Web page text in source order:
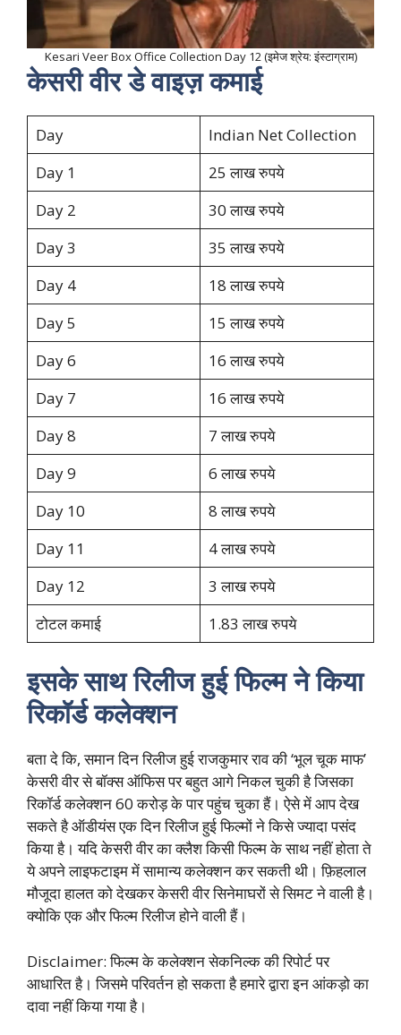
Kesari Veer Box Office Collection Day 12 (इमेज श्रेय: इंस्टाग्राम)
केसरी वीर डे वाइज़ कमाई
Day
Indian Net Collection
Day 1
25 लाख रुपये
Day 2
30 लाख रुपये
Day 3
35 लाख रुपये
Day 4
18 लाख रुपये
Day 5
15 लाख रुपये
Day 6
16 लाख रुपये
Day 7
16 लाख रुपये
Day 8
7 लाख रुपये
Day 9
6 लाख रुपये
Day 10
8 लाख रुपये
Day 11
4 लाख रुपये
Day 12
3 लाख रुपये
टोटल कमाई
1.83 लाख रुपये
इसके साथ रिलीज हुई फिल्म ने किया
रिकॉर्ड कलेक्शन
बता दे कि, समान दिन रिलीज हुई राजकुमार राव की ‘भूल चूक माफ’
केसरी वीर से बॉक्स ऑफिस पर बहुत आगे निकल चुकी है जिसका
रिकॉर्ड कलेक्शन 60 करोड़ के पार पहुंच चुका हैं। ऐसे में आप देख
सकते है ऑडीयंस एक दिन रिलीज हुई फिल्मों ने किसे ज्यादा पसंद
किया है। यदि केसरी वीर का क्लैश किसी फिल्म के साथ नहीं होता ते
ये अपने लाइफटाइम में सामान्य कलेक्शन कर सकती थी। फ़िहलाल
मौजूदा हालत को देखकर केसरी वीर सिनेमाघरों से सिमट ने वाली है।
क्योकि एक और फिल्म रिलीज होने वाली हैं।
Disclaimer: फिल्म के कलेक्शन सेकनिल्क की रिपोर्ट पर
आधारित है। जिसमे परिवर्तन हो सकता है हमारे द्वारा इन आंकड़ो का
दावा नहीं किया गया है।